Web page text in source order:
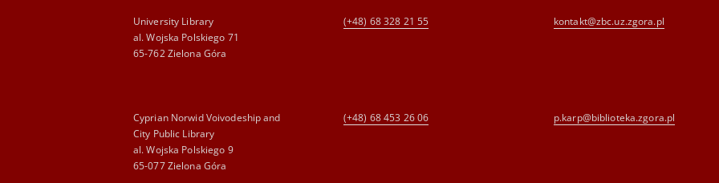
University Library
al. Wojska Polskiego 71
65-762 Zielona Góra
(+48) 68 328 21 55 kontakt@zbc.uz.zgora.pl
Cyprian Norwid Voivodeship and
City Public Library
al. Wojska Polskiego 9
65-077 Zielona Góra
(+48) 68 453 26 06 p.karp@biblioteka.zgora.pl